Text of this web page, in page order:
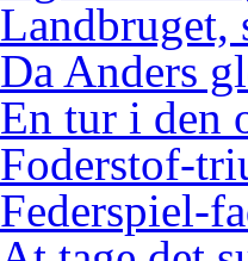
Landbruget,
Da Anders
En tur i den
Foderstof-
Federspiel-